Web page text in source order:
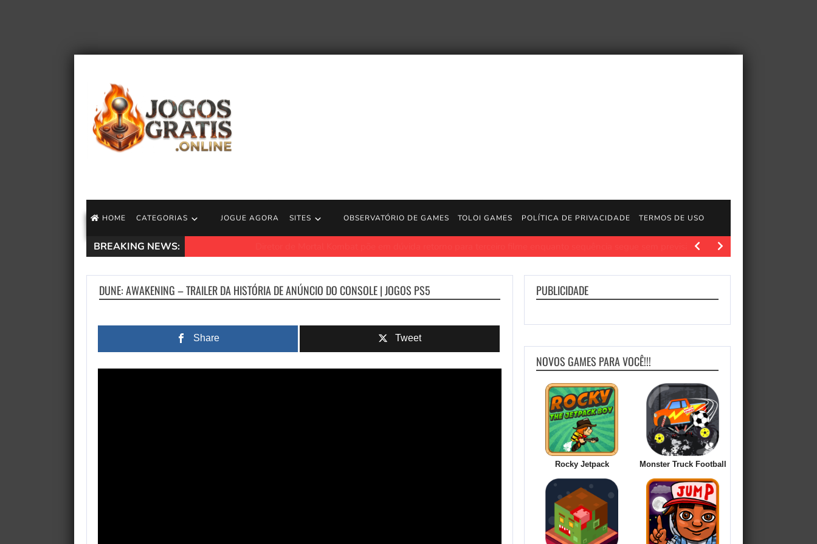
HOME CATEGORIAS JOGUE AGORA SITES OBSERVATÓRIO DE GAMES TOLOI GAMES POLÍTICA DE PRIVACIDADE TERMOS DE USO
BREAKING NEWS: JogosGratisFun. O diretor Simon
DUNE: AWAKENING – TRAILER DA HISTÓRIA DE ANÚNCIO DO CONSOLE | JOGOS PS5
Share Tweet
PUBLICIDADE
NOVOS GAMES PARA VOCÊ!!!
Rocky Jetpack Monster Truck Football